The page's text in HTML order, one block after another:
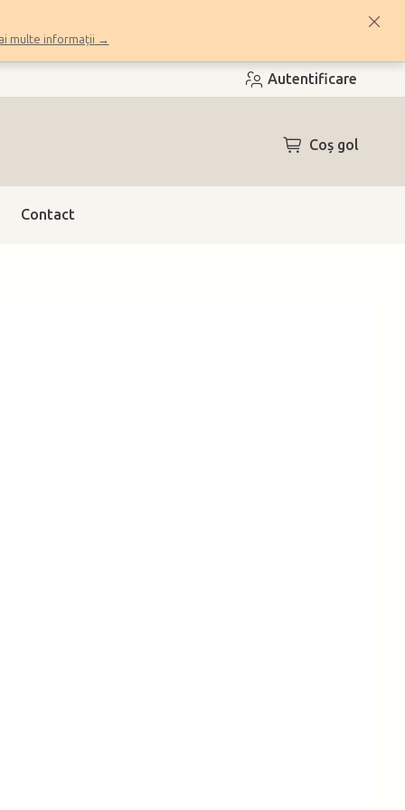
multe informații →
Autentificare
COŞ
Coş gol
Contact